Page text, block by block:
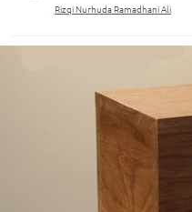
Rizqi Nurhuda Ramadhani Ali